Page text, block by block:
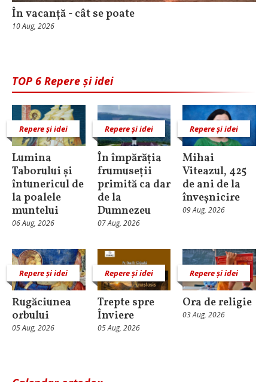
În vacanță - cât se poate
10 Aug, 2026
TOP 6 Repere și idei
Repere și idei
Lumina
Taborului și
întunericul de
la poalele
muntelui
06 Aug, 2026
Repere și idei
În împărăția
frumuseții
primită ca dar
de la
Dumnezeu
07 Aug, 2026
Repere și idei
Mihai
Viteazul, 425
de ani de la
înveșnicire
09 Aug, 2026
Repere și idei
Rugăciunea
orbului
05 Aug, 2026
Repere și idei
Trepte spre
Înviere
05 Aug, 2026
Repere și idei
Ora de religie
03 Aug, 2026